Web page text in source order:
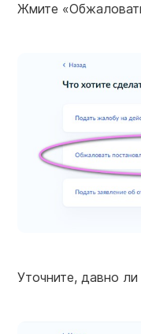
Жмите
Уточните, давно